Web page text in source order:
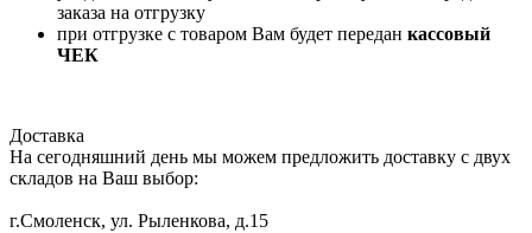
заказа на отгрузку
при отгрузке с товаром Вам будет передан кассовый
ЧЕК
Доставка
На сегодняшний день мы можем предложить доставку с двух
складов на Ваш выбор:
г.Смоленск, ул. Рыленкова, д.15